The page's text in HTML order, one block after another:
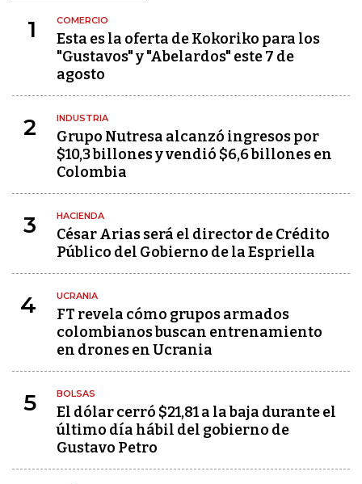
1 COMERCIO
Esta es la oferta de Kokoriko para los
"Gustavos" y "Abelardos" este 7 de
agosto
2 INDUSTRIA
Grupo Nutresa alcanzó ingresos por
$10,3 billones y vendió $6,6 billones en
Colombia
3 HACIENDA
César Arias será el director de Crédito
Público del Gobierno de la Espriella
4 UCRANIA
FT revela cómo grupos armados
colombianos buscan entrenamiento
en drones en Ucrania
5 BOLSAS
El dólar cerró $21,81 a la baja durante el
último día hábil del gobierno de
Gustavo Petro